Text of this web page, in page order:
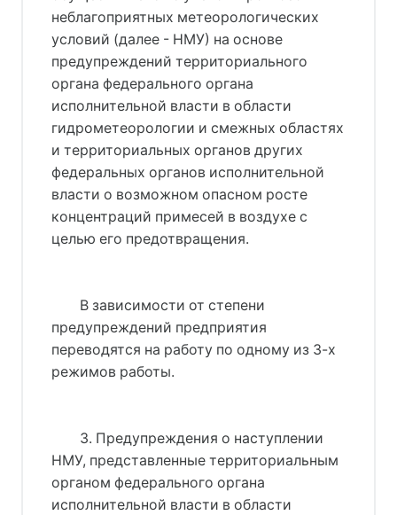
неблагоприятных метеорологических
условий (далее - НМУ) на основе
предупреждений территориального
органа федерального органа
исполнительной власти в области
гидрометеорологии и смежных областях
и территориальных органов других
федеральных органов исполнительной
власти о возможном опасном росте
концентраций примесей в воздухе с
целью его предотвращения.
В зависимости от степени
предупреждений предприятия
переводятся на работу по одному из 3-х
режимов работы.
3. Предупреждения о наступлении
НМУ, представленные территориальным
органом федерального органа
исполнительной власти в области